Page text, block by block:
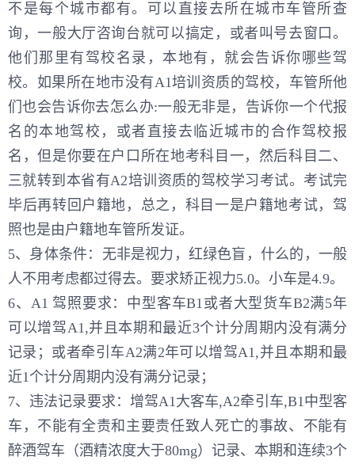
不是每个城市都有。可以直接去所在城市车管所查
询，一般大厅咨询台就可以搞定，或者叫号去窗口。
他们那里有驾校名录，本地有，就会告诉你哪些驾
校。如果所在地市没有A1培训资质的驾校，车管所他
们也会告诉你去怎么办:一般无非是，告诉你一个代报
名的本地驾校，或者直接去临近城市的合作驾校报
名，但是你要在户口所在地考科目一，然后科目二、
三就转到本省有A2培训资质的驾校学习考试。考试完
毕后再转回户籍地，总之，科目一是户籍地考试，驾
照也是由户籍地车管所发证。
5、身体条件：无非是视力，红绿色盲，什么的，一般
人不用考虑都过得去。要求矫正视力5.0。小车是4.9。
6、A1 驾照要求：中型客车B1或者大型货车B2满5年
可以增驾A1,并且本期和最近3个计分周期内没有满分
记录；或者牵引车A2满2年可以增驾A1,并且本期和最
近1个计分周期内没有满分记录；
7、违法记录要求：增驾A1大客车,A2牵引车,B1中型客
车，不能有全责和主要责任致人死亡的事故、不能有
醉酒驾车（酒精浓度大于80mg）记录、本期和连续3个